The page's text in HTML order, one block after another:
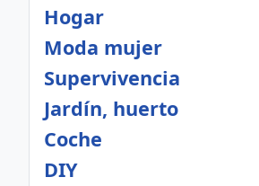
Hogar
Moda mujer
Supervivencia
Jardín, huerto
Coche
DIY